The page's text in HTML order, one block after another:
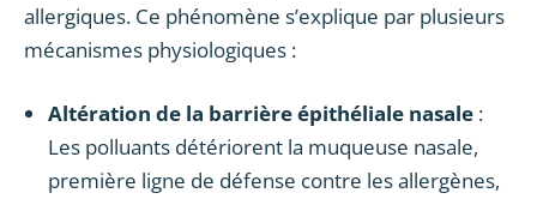
allergiques. Ce phénomène s’explique par plusieurs
mécanismes physiologiques :
Altération de la barrière épithéliale nasale :
Les polluants détériorent la muqueuse nasale,
première ligne de défense contre les allergènes,